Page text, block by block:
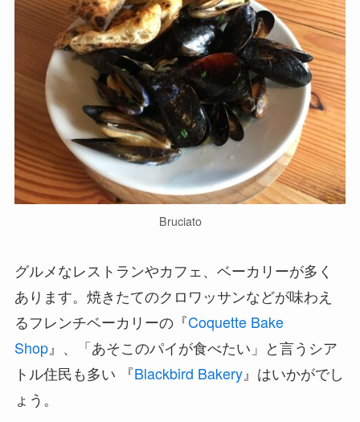
Bruciato
グルメなレストランやカフェ、ベーカリーが多く
あります。焼きたてのクロワッサンなどが味わえ
るフレンチベーカリーの『Coquette Bake
Shop』、「あそこのパイが食べたい」と言うシア
トル住民も多い 『Blackbird Bakery』はいかがでし
ょう。